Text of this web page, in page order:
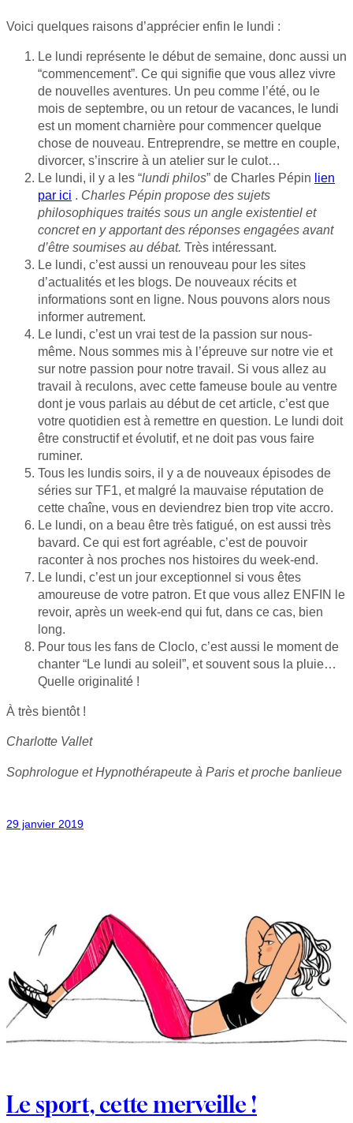
Voici quelques raisons d’apprécier enfin le lundi :
Le lundi représente le début de semaine, donc aussi un
“commencement”. Ce qui signifie que vous allez vivre
de nouvelles aventures. Un peu comme l’été, ou le
mois de septembre, ou un retour de vacances, le lundi
est un moment charnière pour commencer quelque
chose de nouveau. Entreprendre, se mettre en couple,
divorcer, s’inscrire à un atelier sur le culot…
Le lundi, il y a les “lundi philos” de Charles Pépin lien
par ici . Charles Pépin propose des sujets
philosophiques traités sous un angle existentiel et
concret en y apportant des réponses engagées avant
d’être soumises au débat. Très intéressant.
Le lundi, c’est aussi un renouveau pour les sites
d’actualités et les blogs. De nouveaux récits et
informations sont en ligne. Nous pouvons alors nous
informer autrement.
Le lundi, c’est un vrai test de la passion sur nous-
même. Nous sommes mis à l’épreuve sur notre vie et
sur notre passion pour notre travail. Si vous allez au
travail à reculons, avec cette fameuse boule au ventre
dont je vous parlais au début de cet article, c’est que
votre quotidien est à remettre en question. Le lundi doit
être constructif et évolutif, et ne doit pas vous faire
ruminer.
Tous les lundis soirs, il y a de nouveaux épisodes de
séries sur TF1, et malgré la mauvaise réputation de
cette chaîne, vous en deviendrez bien trop vite accro.
Le lundi, on a beau être très fatigué, on est aussi très
bavard. Ce qui est fort agréable, c’est de pouvoir
raconter à nos proches nos histoires du week-end.
Le lundi, c’est un jour exceptionnel si vous êtes
amoureuse de votre patron. Et que vous allez ENFIN le
revoir, après un week-end qui fut, dans ce cas, bien
long.
Pour tous les fans de Cloclo, c’est aussi le moment de
chanter “Le lundi au soleil”, et souvent sous la pluie…
Quelle originalité !
À très bientôt !
Charlotte Vallet
Sophrologue et Hypnothérapeute à Paris et proche banlieue
29 janvier 2019
Le sport, cette merveille !